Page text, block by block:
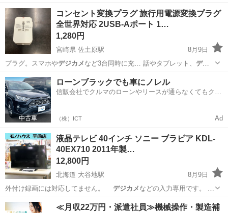
ました。 …
東京 台東区 三ノ輪駅 カメラ 用紙
コンセント変換プラグ 旅行用電源変換プラグ
全世界対応 2USB-Aポート 1…
1,280円
宮崎県 佐土原駅
8月9日
プラグ。スマホやデジカメ など3台同時に充… 話やタブレット、 デジ
カメなど様々なデバイ…
宮崎 宮崎市 佐土原駅 家電 プラグ
ローンブラックでも車にノレル
信販会社でクルマのローンやリースが通らなくてもクル
（株）ICT Ad
液晶テレビ 40インチ ソニー ブラビア KDL-
40EX710 2011年製…
12,800円
北海道 大谷地駅
8月9日
外付け録画には対応してません。 デジカメ などの入力専用です。 通
電し、…
北海道 札幌市 大谷地駅 テレビ ブラビア
≪月収22万円・派遣社員≫機械操作・製造補